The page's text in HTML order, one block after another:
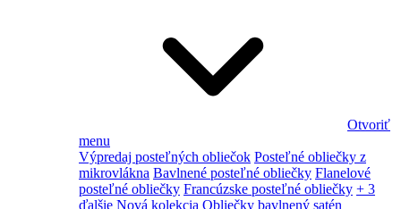
Otvoriť
menu
Výpredaj posteľných obliečok Posteľné obliečky z
mikrovlákna Bavlnené posteľné obliečky Flanelové
posteľné obliečky Francúzske posteľné obliečky + 3
ďalšie Nová kolekcia Obliečky bavlnený satén